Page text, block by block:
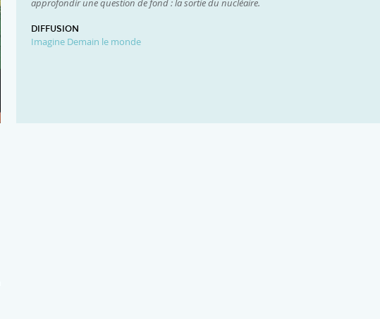
approfondir une question de fond : la sortie du nucléaire.
DIFFUSION
Imagine Demain le monde